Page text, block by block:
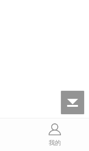
我的